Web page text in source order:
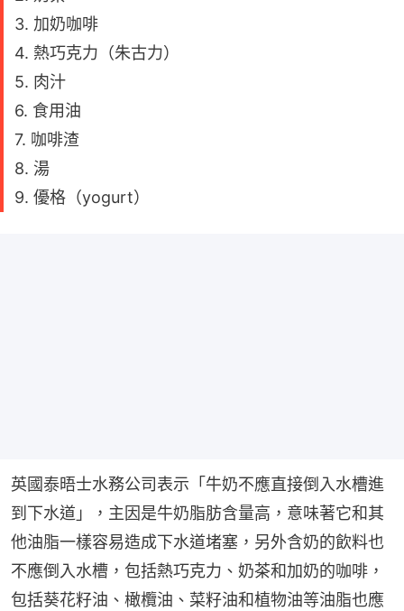
3. 加奶咖啡
4. 熱巧克力（朱古力）
5. 肉汁
6. 食用油
7. 咖啡渣
8. 湯
9. 優格（yogurt）
英國泰晤士水務公司表示「牛奶不應直接倒入水槽進
到下水道」，主因是牛奶脂肪含量高，意味著它和其
他油脂一樣容易造成下水道堵塞，另外含奶的飲料也
不應倒入水槽，包括熱巧克力、奶茶和加奶的咖啡，
包括葵花籽油、橄欖油、菜籽油和植物油等油脂也應